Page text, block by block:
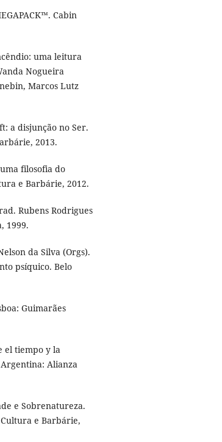
Cabin
uma leitura
Nogueira
Marcos Lutz
a disjunção no Ser.
2013.
filosofia do
e Barbárie, 2012.
Rubens Rodrigues
1999.
da Silva (Orgs).
psíquico. Belo
Guimarães
el tiempo y la
Alianza
e Sobrenatureza.
e Barbárie,